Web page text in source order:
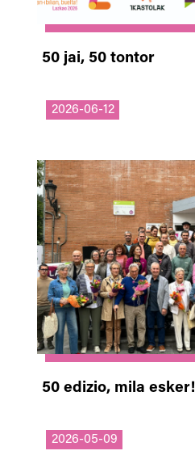
50 jai, 50 tontor
2026-06-12
50 edizio, mila esker!
2026-05-09